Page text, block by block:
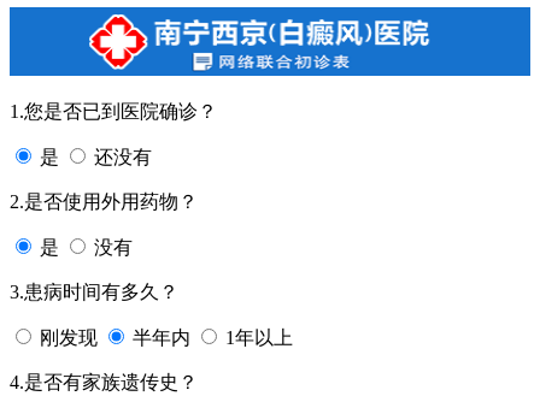
1.您是否已到医院确诊？
是 还没有
2.是否使用外用药物？
是 没有
3.患病时间有多久？
刚发现 半年内 1年以上
4.是否有家族遗传史？